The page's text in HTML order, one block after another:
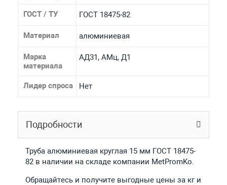
ГОСТ / ТУ ГОСТ 18475-82
Материал алюминиевая
Марка
материала
АД31, АМц, Д1
Лидер спроса Нет
Подробности
Труба алюминиевая круглая 15 мм ГОСТ 18475-
82 в наличии на складе компании MetPromKo.
Обращайтесь и получите выгодные цены за кг и